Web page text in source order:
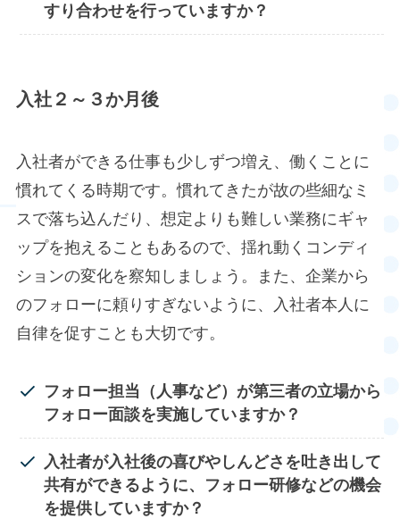
すり合わせを行っていますか？
入社２～３か月後
入社者ができる仕事も少しずつ増え、働くことに
慣れてくる時期です。慣れてきたが故の些細なミ
スで落ち込んだり、想定よりも難しい業務にギャ
ップを抱えることもあるので、揺れ動くコンディ
ションの変化を察知しましょう。また、企業から
のフォローに頼りすぎないように、入社者本人に
自律を促すことも大切です。​
フォロー担当（人事など）が第三者の立場から
フォロー面談を実施していますか？
入社者が入社後の喜びやしんどさを吐き出して
共有ができるように、フォロー研修などの機会
を提供していますか？